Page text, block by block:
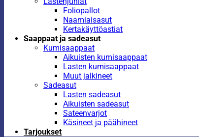
Foliopallot
Naamiaisasut
Kertakäyttöastiat
Saappaat ja sadeasut
Kumisaappaat
Aikuisten kumisaappaat
Lasten kumisaappaat
Muut jalkineet
Sadeasut
Lasten sadeasut
Aikuisten sadeasut
Sateenvarjot
Käsineet ja päähineet
Tarjoukset